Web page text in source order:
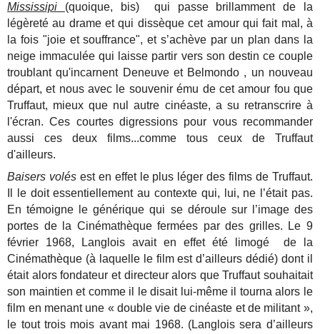
Mississipi (quoique, bis)
qui passe brillamment de la
légèreté au drame et qui dissèque cet amour qui fait mal, à
la fois "joie et souffrance", ets’achève par un plan dans la
neige immaculée qui laisse partir vers son destin ce couple
troublant qu'incarnent Deneuve et Belmondo , un nouveau
départ, et nous avec le souvenir ému de cet amour fou que
Truffaut, mieux que nul autre cinéaste, a su retranscrire à
l'écran. Ces courtes digressions pour vous recommander
aussi ces deux films...comme tous ceux de Truffaut
d'ailleurs.
Baisers volés est en effet le plus léger des films de Truffaut.
Il le doit essentiellement au contexte qui, lui, ne l’était pas.
En témoigne le générique qui se déroule sur l’image des
portes de la Cinémathèque fermées par des grilles. Le 9
février 1968, Langlois avait en effet été limogé de la
Cinémathèque (à laquelle le film est d’ailleurs dédié) dont il
était alors fondateur et directeur alors que Truffaut souhaitait
son maintien et comme il le disait lui-même il tourna alors le
film en menant une « double vie de cinéaste et de militant »,
le tout trois mois avant mai 1968. (Langlois sera d’ailleurs